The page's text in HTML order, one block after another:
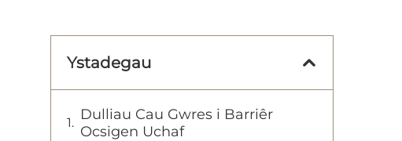
Ystadegau
Dulliau Cau Gwres i Barriêr
Ocsigen Uchaf